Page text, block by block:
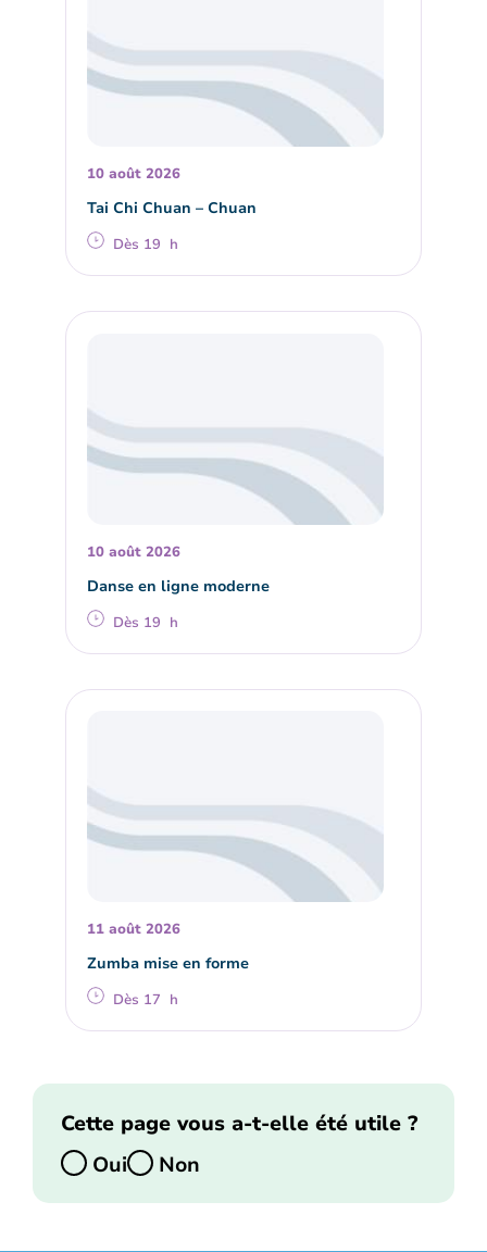
10 août 2026
Tai Chi Chuan – Chuan
Dès 19 h
10 août 2026
Danse en ligne moderne
Dès 19 h
11 août 2026
Zumba mise en forme
Dès 17 h
Cette page vous a-t-elle été utile ?
Oui
Non